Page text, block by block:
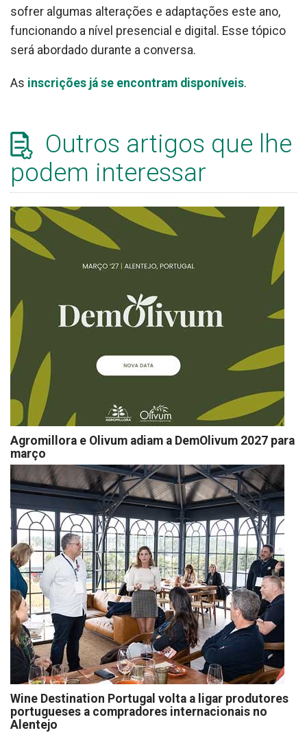
sofrer algumas alterações e adaptações este ano,
funcionando a nível presencial e digital. Esse tópico
será abordado durante a conversa.
As inscrições já se encontram disponíveis.
Outros artigos que lhe
podem interessar
Agromillora e Olivum adiam a DemOlivum 2027 para
março
Wine Destination Portugal volta a ligar produtores
portugueses a compradores internacionais no
Alentejo